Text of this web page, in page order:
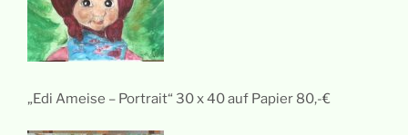
„Edi Ameise – Portrait“ 30 x 40 auf Papier 80,-€